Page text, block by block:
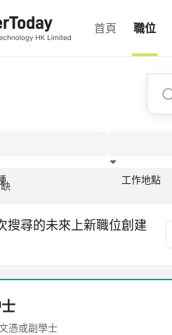
首頁 職位
工作地點
搜尋的未來上新職位創建
憑或副學士